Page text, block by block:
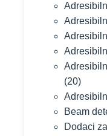
(20)
Beam
Dodaci